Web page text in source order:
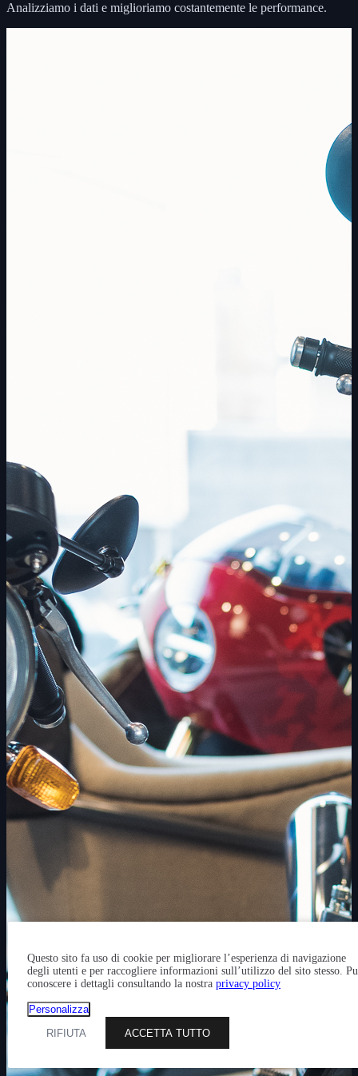
Analizziamo i dati e miglioriamo costantemente le performance.
Questo sito fa uso di cookie per migliorare l’esperienza di navigazione
degli utenti e per raccogliere informazioni sull’utilizzo del sito stesso.
conoscere i dettagli consultando la nostra privacy policy
Personalizza
RIFIUTA
ACCETTA TUTTO